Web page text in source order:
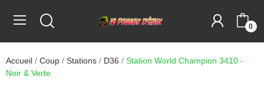
0
Accueil Coup Stations D36
Station World Champion 3410 -
Noir & Verte